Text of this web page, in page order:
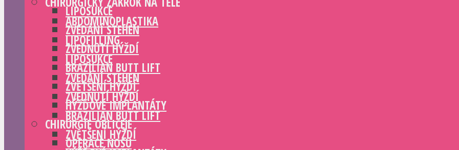
LIPOSUKCE
ZVEDÁNÍ STEHEN
ZVEDNUTÍ HÝŽDÍ
BRAZILIAN BUTT LIFT
ZVĚTŠENÍ HÝŽDÍ
HÝŽĎOVÉ IMPLANTÁTY
CHIRURGIE OBLIČEJE
OPERACE NOSU
ABDOMINOPLASTIKA
LIPOFILLING
LIPOSUKCE
ZVEDÁNÍ STEHEN
ZVEDNUTÍ HÝŽDÍ
BRAZILIAN BUTT LIFT
ZVĚTŠENÍ HÝŽDÍ